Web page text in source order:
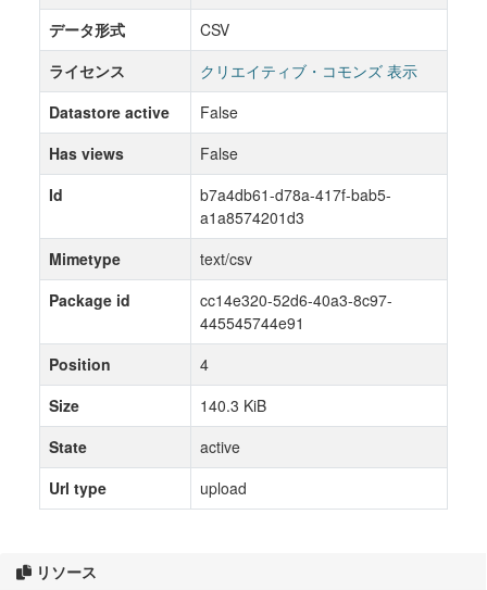
リソース
データ形式
CSV
ライセンス
クリエイティブ・コモンズ 表示
Datastore active
False
Has views
False
Id
b7a4db61-d78a-417f-bab5-
a1a8574201d3
Mimetype
text/csv
Package id
cc14e320-52d6-40a3-8c97-
445545744e91
Position
4
Size
140.3 KiB
State
active
Url type
upload